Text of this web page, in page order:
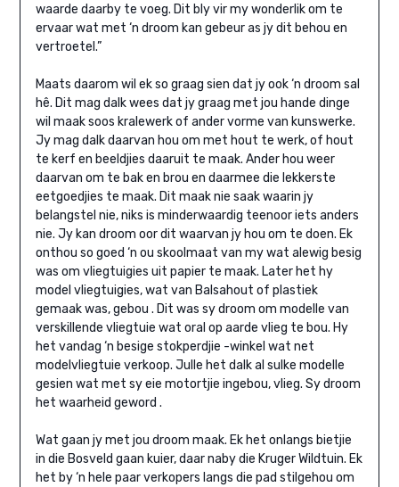
waarde daarby te voeg. Dit bly vir my wonderlik om te
ervaar wat met ‘n droom kan gebeur as jy dit behou en
vertroetel.”
Maats daarom wil ek so graag sien dat jy ook ‘n droom sal
hê. Dit mag dalk wees dat jy graag met jou hande dinge
wil maak soos kralewerk of ander vorme van kunswerke.
Jy mag dalk daarvan hou om met hout te werk, of hout
te kerf en beeldjies daaruit te maak. Ander hou weer
daarvan om te bak en brou en daarmee die lekkerste
eetgoedjies te maak. Dit maak nie saak waarin jy
belangstel nie, niks is minderwaardig teenoor iets anders
nie. Jy kan droom oor dit waarvan jy hou om te doen. Ek
onthou so goed ‘n ou skoolmaat van my wat alewig besig
was om vliegtuigies uit papier te maak. Later het hy
model vliegtuigies, wat van Balsahout of plastiek
gemaak was, gebou . Dit was sy droom om modelle van
verskillende vliegtuie wat oral op aarde vlieg te bou. Hy
het vandag ‘n besige stokperdjie -winkel wat net
modelvliegtuie verkoop. Julle het dalk al sulke modelle
gesien wat met sy eie motortjie ingebou, vlieg. Sy droom
het waarheid geword .
Wat gaan jy met jou droom maak. Ek het onlangs bietjie
in die Bosveld gaan kuier, daar naby die Kruger Wildtuin. Ek
het by ‘n hele paar verkopers langs die pad stilgehou om